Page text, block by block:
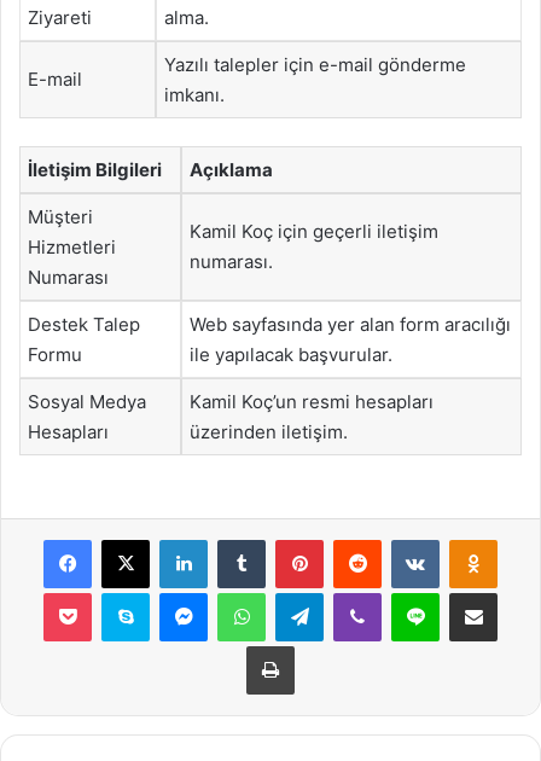
Ziyareti
alma.
E-mail
Yazılı talepler için e-mail gönderme
imkanı.
İletişim Bilgileri Açıklama
Müşteri
Hizmetleri
Numarası
Kamil Koç için geçerli iletişim
numarası.
Destek Talep
Formu
Web sayfasında yer alan form aracılığı
ile yapılacak başvurular.
Sosyal Medya
Hesapları
Kamil Koç’un resmi hesapları
üzerinden iletişim.
Facebook
X LinkedInTumblr PinterestReddit VKontakte
Pocket Skype MessengerWhatsAppTelegramViber Line E-Posta ile
Yazdır